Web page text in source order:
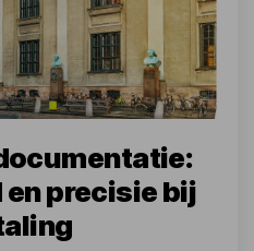
precisie bij